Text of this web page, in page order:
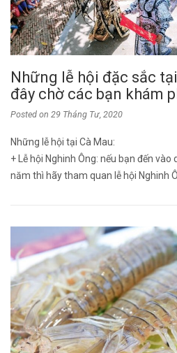
Những lễ hội đặc sắc
đây chờ các bạn khám
Posted on 29 Tháng Tư, 2020
Những lễ hội tại Cà Mau:
+ Lễ hội Nghinh Ông: nếu bạn đến
năm thì hãy tham quan lễ hội Nghinh